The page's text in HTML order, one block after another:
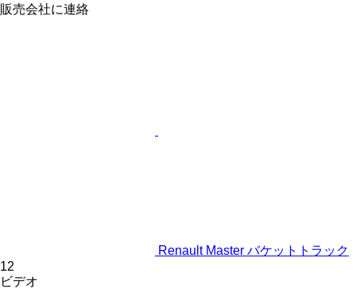
販売会社に連絡
Renault Master バケットトラック
12
ビデオ